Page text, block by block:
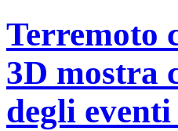
Terremoto
3D mostra
degli